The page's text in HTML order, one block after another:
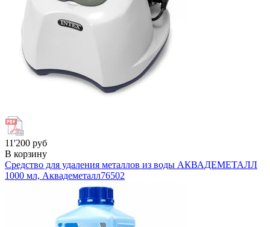
11'200 руб
В корзину
Средство для удаления металлов из воды АКВАДЕМЕТАЛЛ
1000 мл, Аквадеметалл76502